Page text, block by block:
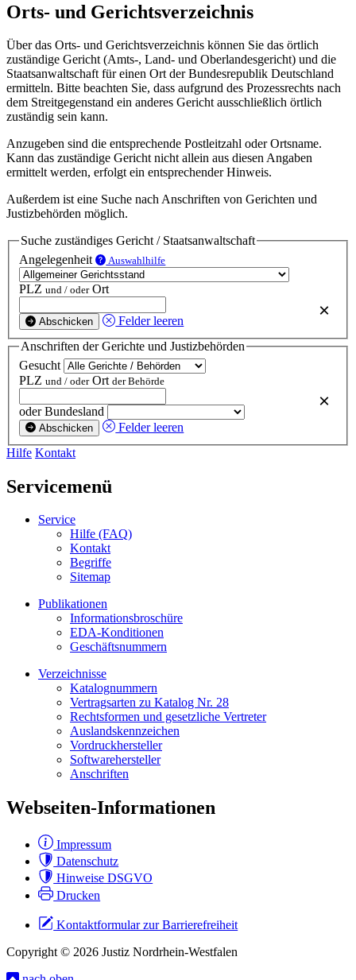
Orts- und Gerichtsverzeichnis
Über das Orts- und Gerichtsverzeichnis können Sie das örtlich
zuständige Gericht (Amts-, Land- und Oberlandesgericht) und die
Staatsanwaltschaft für einen Ort der Bundesrepublik Deutschland
ermitteln. Bitte beachten Sie, dass aufgrund des Prozessrechts nach
dem Streitgegenstand ein anderes Gericht ausschließlich örtlich
zuständig sein kann.
Anzugeben sind die entsprechende Postleitzahl oder Ortsname.
Kann das zuständige Gericht nicht allein aus diesen Angaben
ermittelt werden, erfolgt ein entsprechender Hinweis.
Außerdem ist eine Suche nach Anschriften von Gerichten und
Justizbehörden möglich.
Suche zuständiges Gericht / Staatsanwaltschaft
Angelegenheit
Auswahlhilfe
PLZ und / oderOrt
×
Abschicken
Felder leeren
Anschriften der Gerichte und Justizbehörden
Gesucht
PLZ und / oderOrt der Behörde
×
oder Bundesland
Abschicken
Felder leeren
Hilfe Kontakt
Servicemenü
Service
Hilfe (FAQ)
Kontakt
Begriffe
Sitemap
Publikationen
Informationsbroschüre
EDA-Konditionen
Geschäftsnummern
Verzeichnisse
Katalognummern
Vertragsarten zu Katalog Nr. 28
Rechtsformen und gesetzliche Vertreter
Auslandskennzeichen
Vordruckhersteller
Softwarehersteller
Anschriften
Webseiten-Informationen
Impressum
Datenschutz
Hinweise DSGVO
Drucken
Kontaktformular zur Barrierefreiheit
Copyright © 2026 Justiz Nordrhein-Westfalen